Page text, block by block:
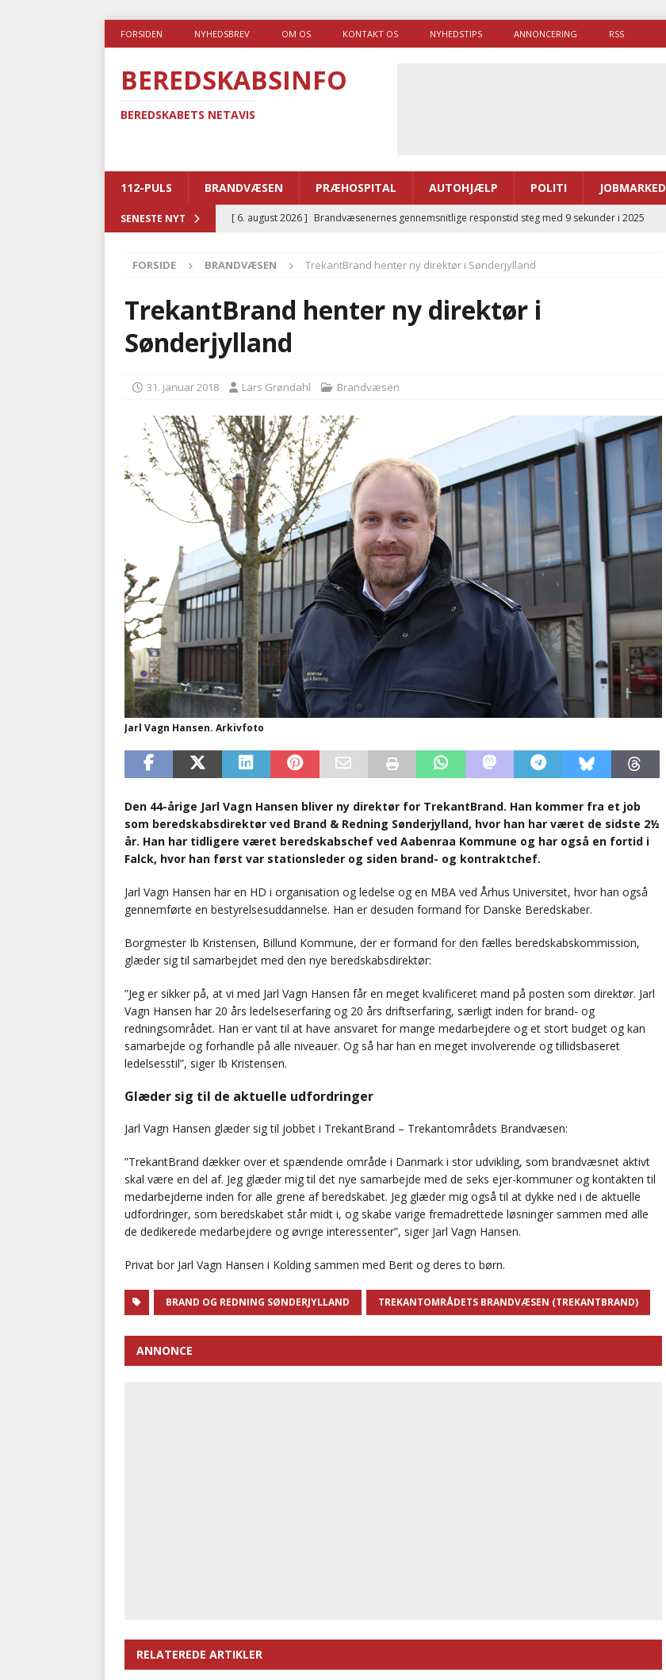
FORSIDEN NYHEDSBREV OM OS KONTAKT OS NYHEDSTIPS ANNONCERING RSS
BEREDSKABSINFO
BEREDSKABETS NETAVIS
112-PULS BRANDVÆSEN PRÆHOSPITAL AUTOHJÆLP POLITI JOBMARKED
SENESTE NYT [ 6. august 2026 ] Brandvæsenernes gennemsnitlige responstid steg med 9 sekunder i 2025
[ 5. august 2026 ] Advarer: Udløb af sygetransporttilladelser kan sende 400.000 kørsler over
i det offentlige
Ny ambulance og el-sygetransportvogn til Samsø
[ 4. august 2026 ]
BRANDVÆSEN
nødsporet
AUTOHJÆLP
FORSIDE BRANDVÆSEN TrekantBrand henter ny direktør i Sønderjylland
TrekantBrand henter ny direktør i
Sønderjylland
31. januar 2018 Lars Grøndahl Brandvæsen
Jarl Vagn Hansen. Arkivfoto
Den 44-årige Jarl Vagn Hansen bliver ny direktør for TrekantBrand. Han kommer fra et job
som beredskabsdirektør ved Brand & Redning Sønderjylland, hvor han har været de sidste 2½
år. Han har tidligere været beredskabschef ved Aabenraa Kommune og har også en fortid i
Falck, hvor han først var stationsleder og siden brand- og kontraktchef.
Jarl Vagn Hansen har en HD i organisation og ledelse og en MBA ved Århus Universitet, hvor han også
gennemførte en bestyrelsesuddannelse. Han er desuden formand for Danske Beredskaber.
Borgmester Ib Kristensen, Billund Kommune, der er formand for den fælles beredskabskommission,
glæder sig til samarbejdet med den nye beredskabsdirektør:
”Jeg er sikker på, at vi med Jarl Vagn Hansen får en meget kvalificeret mand på posten som direktør. Jarl
Vagn Hansen har 20 års ledelseserfaring og 20 års driftserfaring, særligt inden for brand- og
redningsområdet. Han er vant til at have ansvaret for mange medarbejdere og et stort budget og kan
samarbejde og forhandle på alle niveauer. Og så har han en meget involverende og tillidsbaseret
ledelsesstil”, siger Ib Kristensen.
Glæder sig til de aktuelle udfordringer
Jarl Vagn Hansen glæder sig til jobbet i TrekantBrand – Trekantområdets Brandvæsen:
”TrekantBrand dækker over et spændende område i Danmark i stor udvikling, som brandvæsnet aktivt
skal være en del af. Jeg glæder mig til det nye samarbejde med de seks ejer-kommuner og kontakten til
medarbejderne inden for alle grene af beredskabet. Jeg glæder mig også til at dykke ned i de aktuelle
udfordringer, som beredskabet står midt i, og skabe varige fremadrettede løsninger sammen med alle
de dedikerede medarbejdere og øvrige interessenter”, siger Jarl Vagn Hansen.
Privat bor Jarl Vagn Hansen i Kolding sammen med Berit og deres to børn.
BRAND OG REDNING SØNDERJYLLAND TREKANTOMRÅDETS BRANDVÆSEN (TREKANTBRAND)
ANNONCE
RELATEREDE ARTIKLER